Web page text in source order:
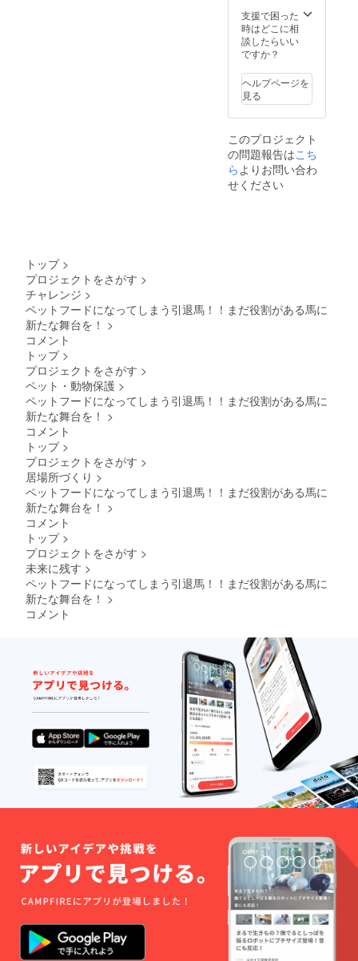
支援で困った
時はどこに相
談したらいい
ですか？
ヘルプページを
見る
このプロジェクト
の問題報告はこち
ら よりお問い合わ
せください
トップ >
プロジェクトをさがす >
チャレンジ >
ペットフードになってしまう引退馬！！まだ役割がある馬に
新たな舞台を！ >
コメント
トップ >
プロジェクトをさがす >
ペット・動物保護 >
ペットフードになってしまう引退馬！！まだ役割がある馬に
新たな舞台を！ >
コメント
トップ >
プロジェクトをさがす >
居場所づくり >
ペットフードになってしまう引退馬！！まだ役割がある馬に
新たな舞台を！ >
コメント
トップ >
プロジェクトをさがす >
未来に残す >
ペットフードになってしまう引退馬！！まだ役割がある馬に
新たな舞台を！ >
コメント